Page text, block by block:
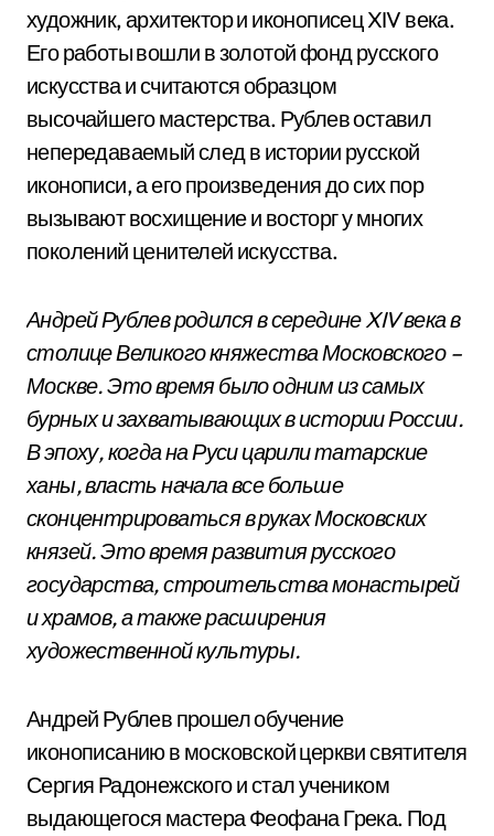
художник, архитектор и иконописец XIV века.
Его работы вошли в золотой фонд русского
искусства и считаются образцом
высочайшего мастерства. Рублев оставил
непередаваемый след в истории русской
иконописи, а его произведения до сих пор
вызывают восхищение и восторг у многих
поколений ценителей искусства.
Андрей Рублев родился в середине XIV века в
столице Великого княжества Московского –
Москве. Это время было одним из самых
бурных и захватывающих в истории России.
В эпоху, когда на Руси царили татарские
ханы, власть начала все больше
сконцентрироваться в руках Московских
князей. Это время развития русского
государства, строительства монастырей
и храмов, а также расширения
художественной культуры.
Андрей Рублев прошел обучение
иконописанию в московской церкви святителя
Сергия Радонежского и стал учеником
выдающегося мастера Феофана Грека. Под